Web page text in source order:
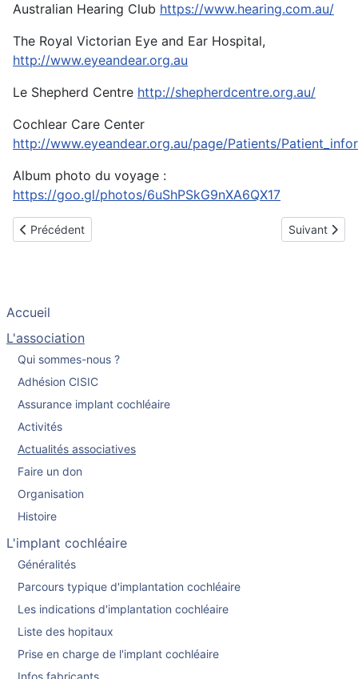
Australian Hearing Club https://www.hearing.com.au/
The Royal Victorian Eye and Ear Hospital,
http://www.eyeandear.org.au
Le Shepherd Centre http://shepherdcentre.org.au/
Cochlear Care Center
http://www.eyeandear.org.au/page/Patients/
Album photo du voyage :
https://goo.gl/photos/6uShPSkG9nXA6QX17
Article précédent : Visite du CISIC chez Med-El en Autriche
Précédent Article
Suivant
Accueil
L'association
Qui sommes-nous ?
Adhésion CISIC
Assurance implant cochléaire
Activités
Actualités associatives
Faire un don
Organisation
Histoire
L'implant cochléaire
Généralités
Parcours typique d'implantation cochléaire
Les indications d'implantation cochléaire
Liste des hopitaux
Prise en charge de l'implant cochléaire
Infos fabricants